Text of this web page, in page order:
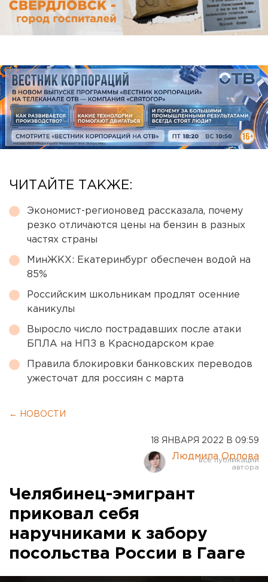
ЧИТАЙТЕ ТАКЖЕ:
Экономист-регионовед рассказала, почему
резко отличаются цены на бензин в разных
частях страны
МинЖКХ: Екатеринбург обеспечен водой на
85%
Российским школьникам продлят осенние
каникулы
Выросло число пострадавших после атаки
БПЛА на НПЗ в Краснодарском крае
Правила блокировки банковских переводов
ужесточат для россиян с марта
← НОВОСТИ
18 ЯНВАРЯ 2022 В 09:59
Людмила Орлова
Челябинец-эмигрант
приковал себя
наручниками к забору
посольства России в Гааге